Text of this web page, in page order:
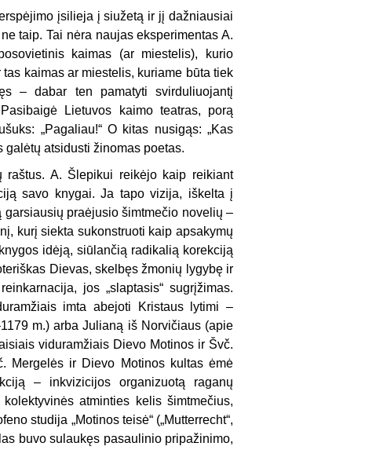
įsilieja į siužetą ir jį dažniausiai
taip. Tai nėra naujas eksperimentas A.
kaimas (ar miestelis), kurio
kaimas ar miestelis, kuriame būta tiek
– dabar ten pamatyti svirduliuojantį
Lietuvos kaimo teatras, porą
„Pagaliau!“ O kitas nusigąs: „Kas
galėtų atsidusti žinomas poetas.
A. Šlepikui reikėjo kaip reikiant
savo knygai. Ja tapo vizija, iškelta į
praėjusio šimtmečio novelių –
kurį siekta sukonstruoti kaip apsakymų
idėją, siūlančią radikalią korekciją
Dievas, skelbęs žmonių lygybę ir
jos „slaptasis“ sugrįžimas.
imta abejoti Kristaus lytimi –
m.) arba Julianą iš Norvičiaus (apie
viduramžiais Dievo Motinos ir Švč.
Mergelės ir Dievo Motinos kultas ėmė
– inkvizicijos organizuotą raganų
atminties kelis šimtmečius,
studija „Motinos teisė“ („Mutterrecht“,
buvo sulaukęs pasaulinio pripažinimo,